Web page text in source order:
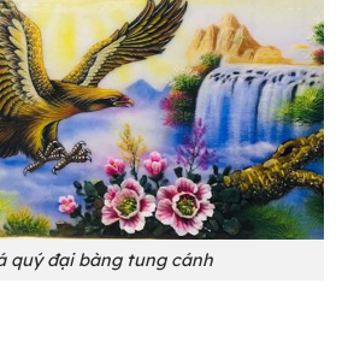
quý đại bàng tung cánh